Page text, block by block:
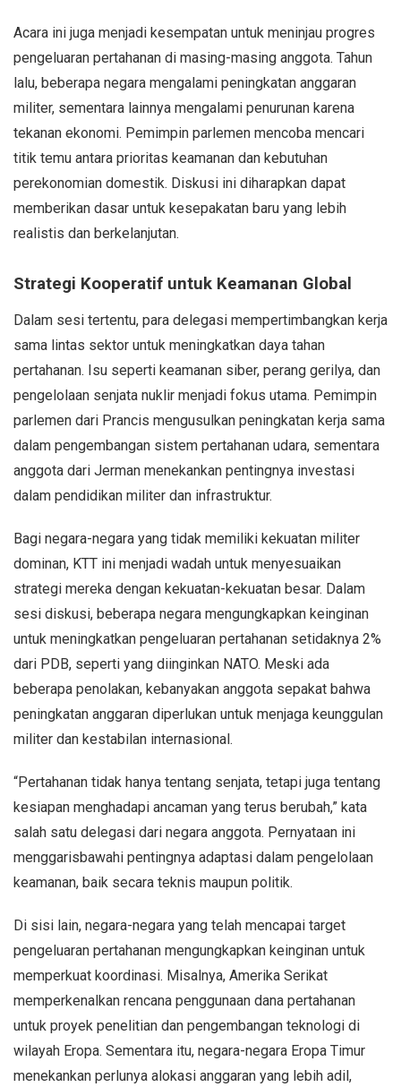
Acara ini juga menjadi kesempatan untuk meninjau progres
pengeluaran pertahanan di masing-masing anggota. Tahun
lalu, beberapa negara mengalami peningkatan anggaran
militer, sementara lainnya mengalami penurunan karena
tekanan ekonomi. Pemimpin parlemen mencoba mencari
titik temu antara prioritas keamanan dan kebutuhan
perekonomian domestik. Diskusi ini diharapkan dapat
memberikan dasar untuk kesepakatan baru yang lebih
realistis dan berkelanjutan.
Strategi Kooperatif untuk Keamanan Global
Dalam sesi tertentu, para delegasi mempertimbangkan kerja
sama lintas sektor untuk meningkatkan daya tahan
pertahanan. Isu seperti keamanan siber, perang gerilya, dan
pengelolaan senjata nuklir menjadi fokus utama. Pemimpin
parlemen dari Prancis mengusulkan peningkatan kerja sama
dalam pengembangan sistem pertahanan udara, sementara
anggota dari Jerman menekankan pentingnya investasi
dalam pendidikan militer dan infrastruktur.
Bagi negara-negara yang tidak memiliki kekuatan militer
dominan, KTT ini menjadi wadah untuk menyesuaikan
strategi mereka dengan kekuatan-kekuatan besar. Dalam
sesi diskusi, beberapa negara mengungkapkan keinginan
untuk meningkatkan pengeluaran pertahanan setidaknya 2%
dari PDB, seperti yang diinginkan NATO. Meski ada
beberapa penolakan, kebanyakan anggota sepakat bahwa
peningkatan anggaran diperlukan untuk menjaga keunggulan
militer dan kestabilan internasional.
“Pertahanan tidak hanya tentang senjata, tetapi juga tentang
kesiapan menghadapi ancaman yang terus berubah,” kata
salah satu delegasi dari negara anggota. Pernyataan ini
menggarisbawahi pentingnya adaptasi dalam pengelolaan
keamanan, baik secara teknis maupun politik.
Di sisi lain, negara-negara yang telah mencapai target
pengeluaran pertahanan mengungkapkan keinginan untuk
memperkuat koordinasi. Misalnya, Amerika Serikat
memperkenalkan rencana penggunaan dana pertahanan
untuk proyek penelitian dan pengembangan teknologi di
wilayah Eropa. Sementara itu, negara-negara Eropa Timur
menekankan perlunya alokasi anggaran yang lebih adil,